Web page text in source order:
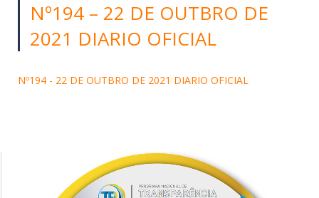
Nº194 – 22 DE OUTBRO DE
2021 DIARIO OFICIAL
Nº194 - 22 DE OUTBRO DE 2021 DIARIO OFICIAL